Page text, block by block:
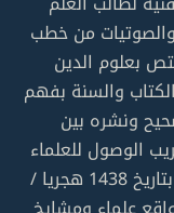
والصوتيات من خطب
بعلوم الدين
والسنة بفهم
ونشره بين
الوصول للعلماء
والمشايخ والتلقي منهم. تم إنشاؤها بتاريخ 1438 هجريا /